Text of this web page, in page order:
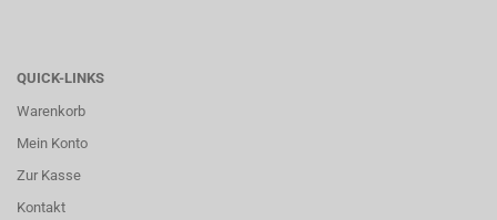
QUICK-LINKS
Warenkorb
Mein Konto
Zur Kasse
Kontakt